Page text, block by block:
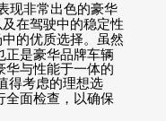
现非常出色的豪华
在驾驶中的稳定性
的优质选择。虽然
正是豪华品牌车辆
华与性能于一体的
得考虑的理想选
全面检查，以确保